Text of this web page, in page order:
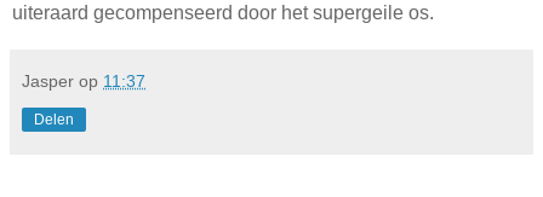
uiteraard gecompenseerd door het supergeile os.
Jasper op 11:37
Delen